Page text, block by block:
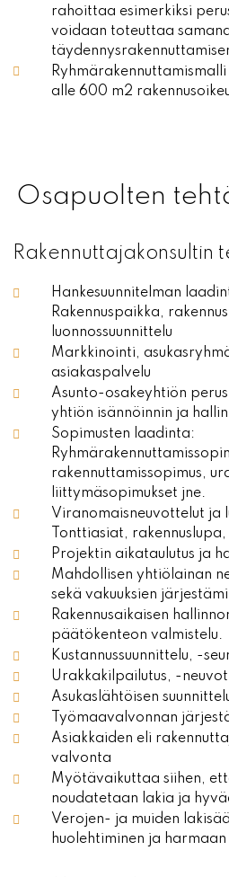
rahoittaa esimerkiksi
voidaan toteuttaa
alle 600 m2
Osapuolten
Rakennuttajakonsultin
Hankesuunnitelman
Rakennuspaikka,
luonnossuunnittelu
Markkinointi,
asiakaspalvelu
Asunto-osakeyhtiön
yhtiön isännöinnin ja
Sopimusten laadinta:
rakennuttamissopimus,
liittymäsopimukset jne.
Viranomaisneuvottelut ja
Tonttiasiat,
Projektin aikataulutus ja
Mahdollisen yhtiölainan
sekä vakuuksien
Rakennusaikaisen
päätökenteon valmistelu.
Kustannussuunnittelu, -
Urakkakilpailutus, -
Asukaslähtöisen
Työmaavalvonnan
Asiakkaiden eli
valvonta
Myötävaikuttaa siihen,
noudatetaan lakia ja
Verojen- ja muiden
huolehtiminen ja